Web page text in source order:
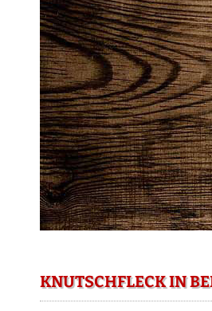
KNUTSCHFLECK IN